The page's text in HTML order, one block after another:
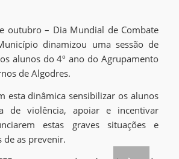
outubro – Dia Mundial de Combate
dinamizou uma sessão de
alunos do 4º ano do Agrupamento
de Algodres.
esta dinâmica sensibilizar os alunos
de violência, apoiar e incentivar
estas graves situações e
as prevenir.